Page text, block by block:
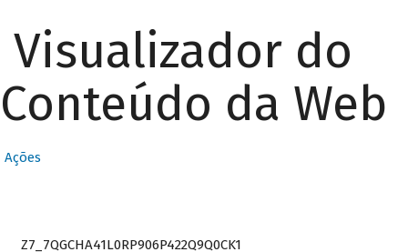
Visualizador do
Conteúdo da Web
Ações
Z7_7QGCHA41L0RP906P422Q9Q0CK1